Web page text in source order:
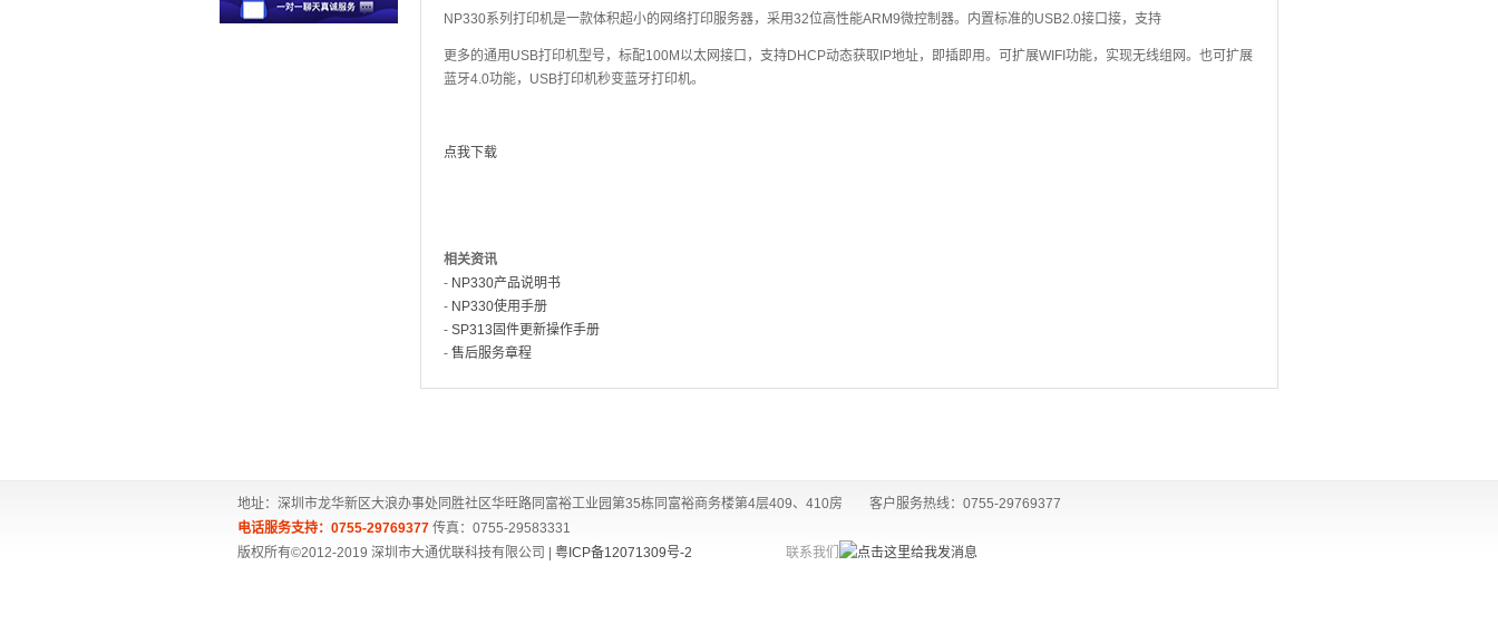
NP330系列打印机是一款体积超小的网络打印服务器，采用32位高性能ARM9微控制器。内置标准的USB2.0接口接，支持
更多的通用USB打印机型号，标配100M以太网接口，支持DHCP动态获取IP地址，即插即用。可扩展WIFI功能，实现无线组网。也可扩展
蓝牙4.0功能，USB打印机秒变蓝牙打印机。
点我下载
相关资讯
- NP330产品说明书
- NP330使用手册
- SP313固件更新操作手册
- 售后服务章程
地址：深圳市龙华新区大浪办事处同胜社区华旺路同富裕工业园第35栋同富裕商务楼第4层409、410房 客户服务热线：0755-29769377
电话服务支持：0755-29769377 传真：0755-29583331
版权所有©2012-2019 深圳市大通优联科技有限公司 | 粤ICP备12071309号-2 联系我们